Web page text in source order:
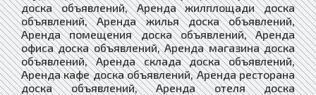
доска объявлений, Аренда жилплощади доска
объявлений, Аренда жилья доска объявлений,
Аренда помещения доска объявлений, Аренда
офиса доска объявлений, Аренда магазина доска
объявлений, Аренда склада доска объявлений,
Аренда кафе доска объявлений, Аренда ресторана
доска объявлений, Аренда отеля доска